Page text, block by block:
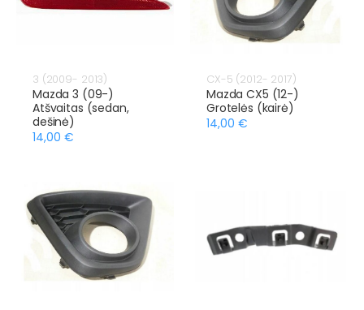
3 (2009- 2013)
Mazda 3 (09-)
Atšvaitas (sedan,
dešinė)
14,00 €
CX-5 (2012- 2017)
Mazda CX5 (12-)
Grotelės (kairė)
14,00 €